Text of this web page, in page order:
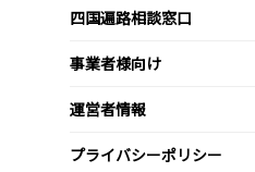
四国遍路相談窓口
事業者様向け
運営者情報
プライバシーポリシー